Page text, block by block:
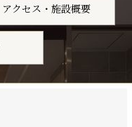
アクセス・施設概要